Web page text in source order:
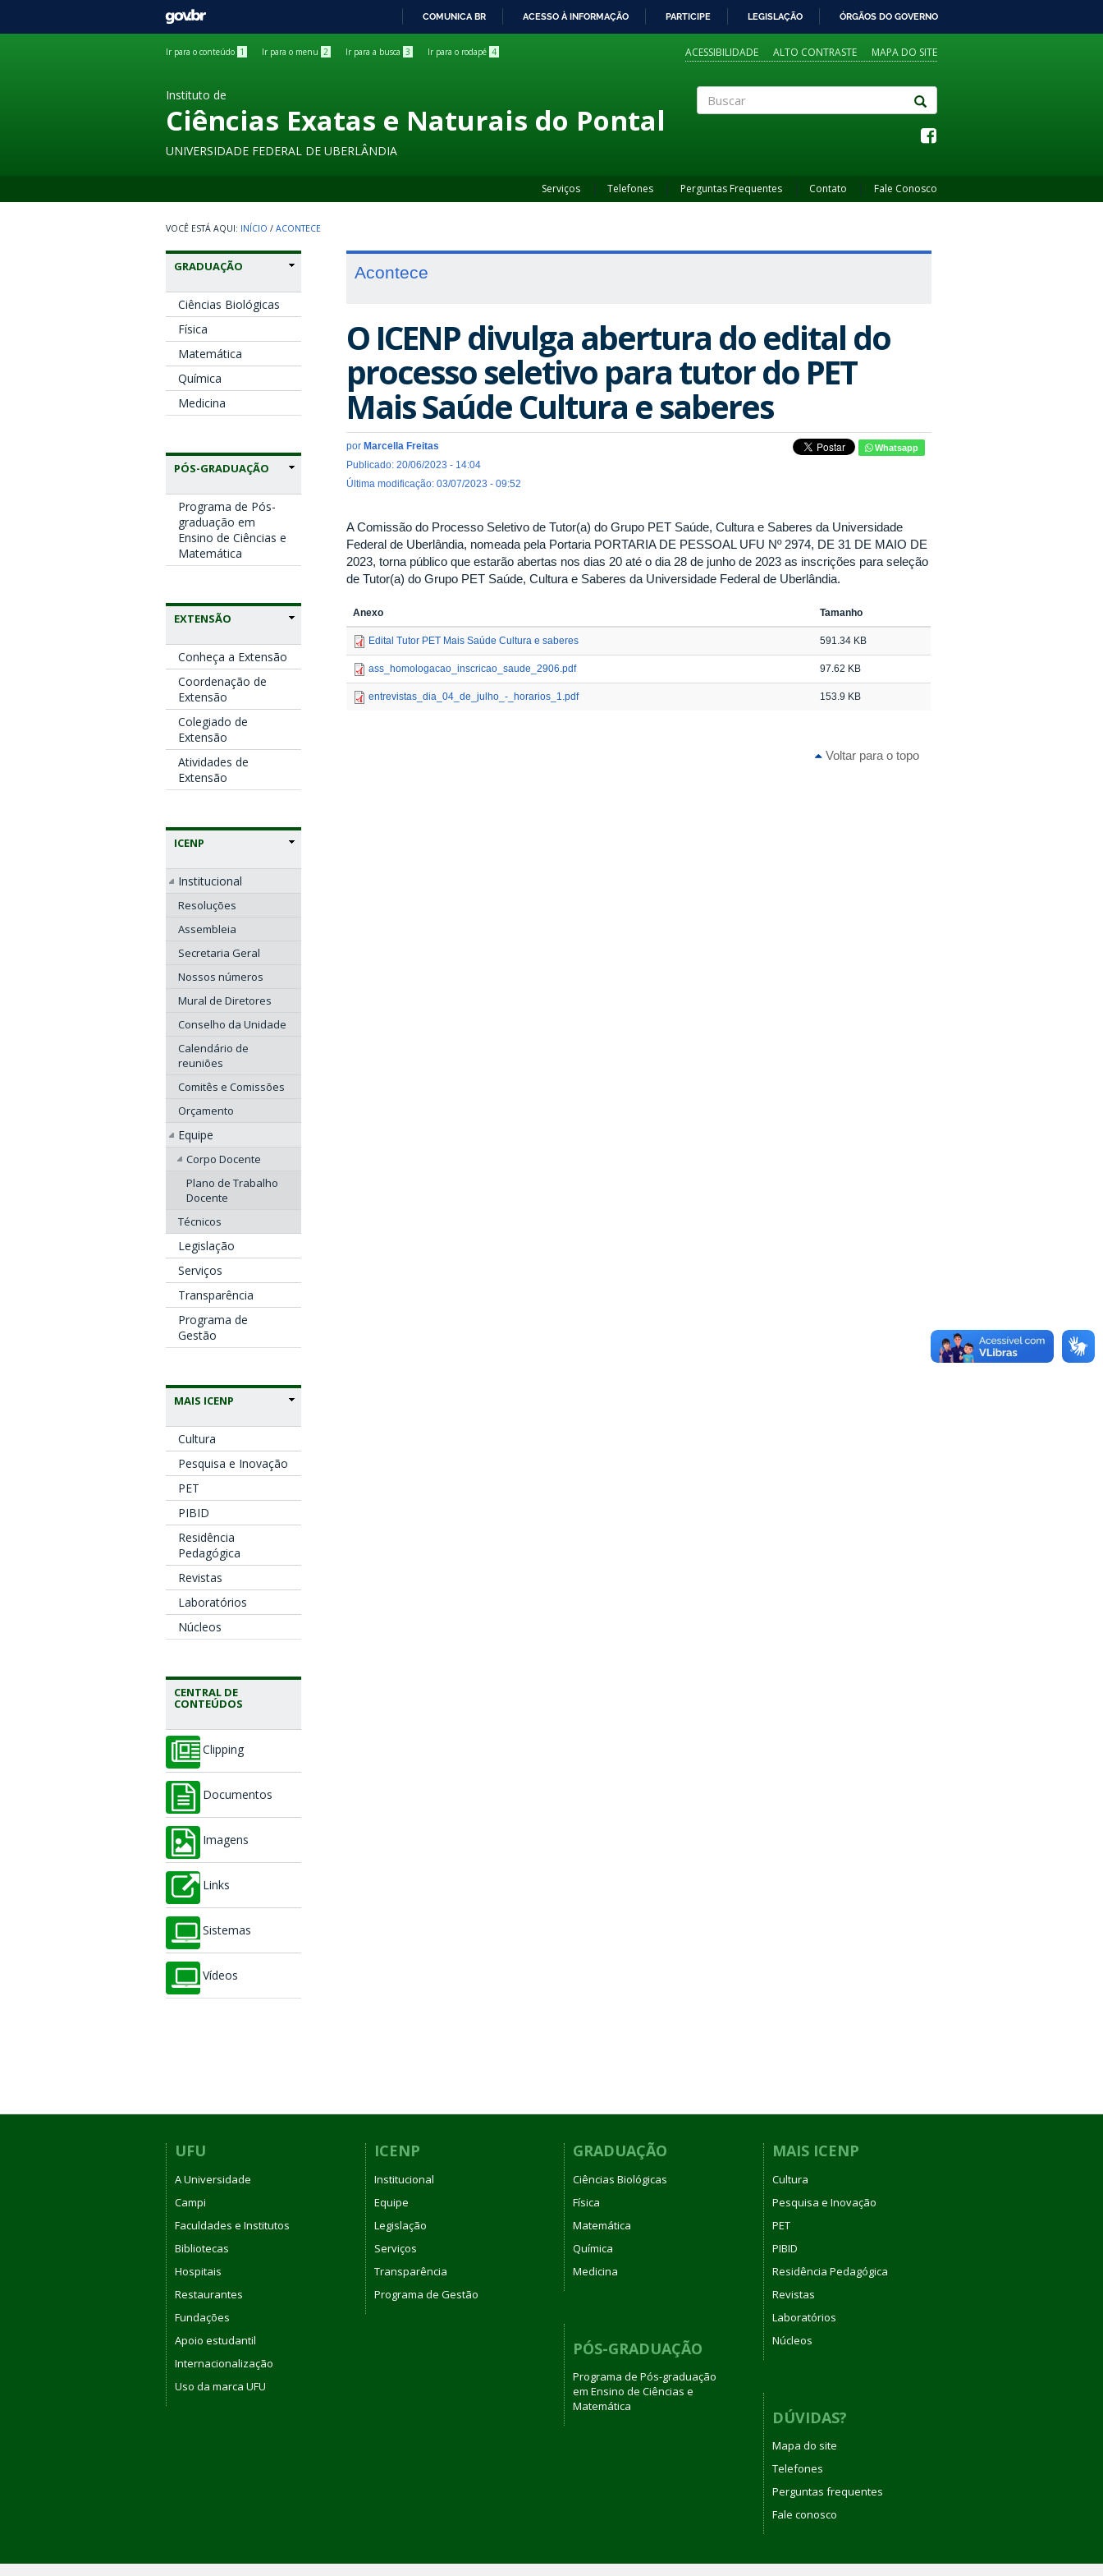
GOVBR
COMUNICA BR ACESSO À INFORMAÇÃO PARTICIPE LEGISLAÇÃO ÓRGÃOS DO GOVERNO
Ir para o conteúdo 1 Ir para o menu 2 Ir para a busca 3 Ir para o rodapé 4 ACESSIBILIDADE ALTO CONTRASTE MAPA DO SITE
Instituto de
Ciências Exatas e Naturais do Pontal
UNIVERSIDADE FEDERAL DE UBERLÂNDIA
Serviços Telefones Perguntas Frequentes Contato Fale Conosco
INÍCIO / ACONTECE
GRADUAÇÃO
Ciências Biológicas
Física
Matemática
Química
Medicina
PÓS-GRADUAÇÃO
Programa de Pós-
graduação em
Ensino de Ciências e
Matemática
EXTENSÃO
Conheça a Extensão
Coordenação de
Extensão
Colegiado de
Extensão
Atividades de
Extensão
ICENP
Institucional
Resoluções
Assembleia
Secretaria Geral
Nossos números
Mural de Diretores
Conselho da Unidade
Calendário de
reuniões
Comitês e Comissões
Orçamento
Equipe
Corpo Docente
Plano de Trabalho
Docente
Técnicos
Legislação
Serviços
Transparência
Programa de
Gestão
MAIS ICENP
Cultura
Pesquisa e Inovação
PET
PIBID
Residência
Pedagógica
Revistas
Laboratórios
Núcleos
CENTRAL DE
CONTEÚDOS
Clipping
Documentos
Imagens
Links
Sistemas
Vídeos
Acontece
O ICENP divulga abertura do edital do
processo seletivo para tutor do PET
Mais Saúde Cultura e saberes
por Marcella Freitas
Publicado: 20/06/2023 - 14:04
Última modificação: 03/07/2023 - 09:52
Whatsapp
A Comissão do Processo Seletivo de Tutor(a) do Grupo PET Saúde, Cultura e Saberes da Universidade
Federal de Uberlândia, nomeada pela Portaria PORTARIA DE PESSOAL UFU Nº 2974, DE 31 DE MAIO DE
2023, torna público que estarão abertas nos dias 20 até o dia 28 de junho de 2023 as inscrições para seleção
de Tutor(a) do Grupo PET Saúde, Cultura e Saberes da Universidade Federal de Uberlândia.
Anexo Tamanho
Edital Tutor PET Mais Saúde Cultura e saberes 591.34 KB
ass_homologacao_inscricao_saude_2906.pdf 97.62 KB
entrevistas_dia_04_de_julho_-_horarios_1.pdf 153.9 KB
Voltar para o topo
UFU
A Universidade
Campi
Faculdades e Institutos
Bibliotecas
Hospitais
Restaurantes
Fundações
Apoio estudantil
Internacionalização
Uso da marca UFU
ICENP
Institucional
Equipe
Legislação
Serviços
Transparência
Programa de Gestão
GRADUAÇÃO
Ciências Biológicas
Física
Matemática
Química
Medicina
PÓS-GRADUAÇÃO
Programa de Pós-graduação
em Ensino de Ciências e
Matemática
MAIS ICENP
Cultura
Pesquisa e Inovação
PET
PIBID
Residência Pedagógica
Revistas
Laboratórios
Núcleos
DÚVIDAS?
Mapa do site
Telefones
Perguntas frequentes
Fale conosco